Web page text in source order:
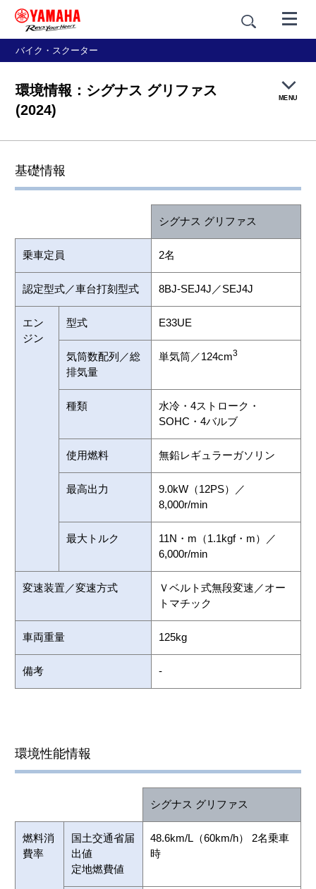
バイク・スクーター
環境情報：シグナス グリファス
(2024)
MENU
価格・仕様
アクセサリー
基礎情報
シグナス グリファス
乗車定員 2名
認定型式／車台打刻型式 8BJ-SEJ4J／SEJ4J
エン
ジン
型式 E33UE
気筒数配列／総
排気量
単気筒／124cm3
種類
水冷・4ストローク・
SOHC・4バルブ
使用燃料 無鉛レギュラーガソリン
最高出力
9.0kW（12PS）／
8,000r/min
最大トルク
11N・m（1.1kgf・m）／
6,000r/min
変速装置／変速方式
Ｖベルト式無段変速／オー
トマチック
車両重量 125kg
備考 -
環境性能情報
シグナス グリファス
燃料消
費率
国土交通省届
出値
定地燃費値
48.6km/L（60km/h） 2名乗車
時